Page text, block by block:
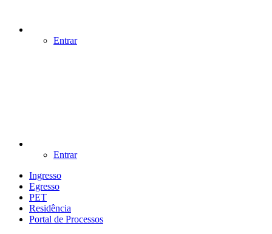
Entrar
Entrar
Ingresso
Egresso
PET
Residência
Portal de Processos